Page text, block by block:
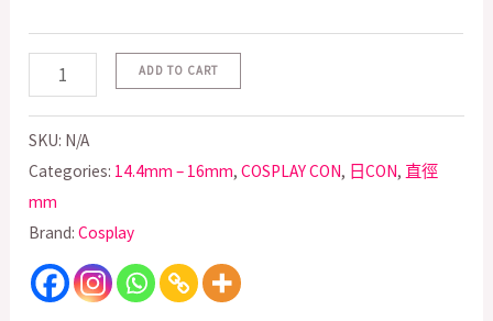
ADD TO CART
SKU: N/A
Categories: 14.4mm – 16mm,COSPLAY CON, 日CON, 直徑
mm
Brand:Cosplay